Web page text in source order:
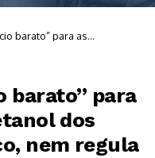
barato” para as
dos EUA não baixa
barato” para
dos
nem regula